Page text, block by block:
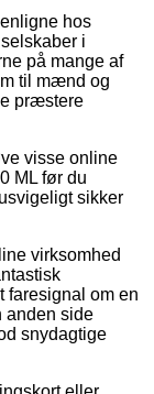
hos
i
på mange af
til mænd og
præstere
visse online
ML før du
sikker
virksomhed
faresignal om en
anden side
snydagtige